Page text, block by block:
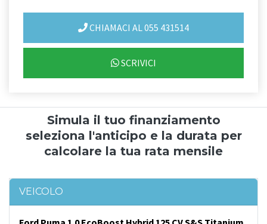
CHIAMACI AL 055 431514
SCRIVICI
Simula il tuo finanziamento
seleziona l'anticipo e la durata per
calcolare la tua rata mensile
VEICOLO